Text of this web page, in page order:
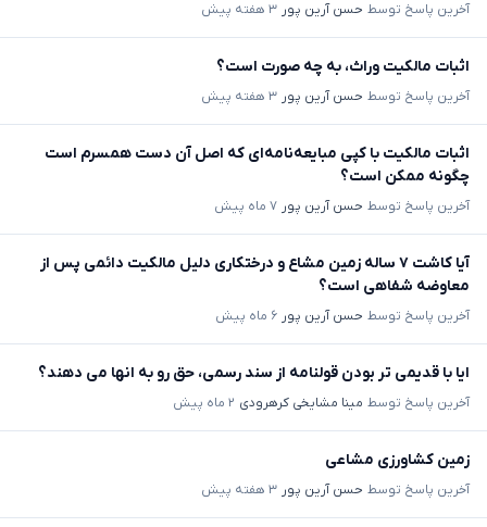
آخرین پاسخ توسط حسن آرین پور ۳ هفته پیش
اثبات مالکیت وراث، به چه صورت است؟
آخرین پاسخ توسط حسن آرین پور ۳ هفته پیش
اثبات مالکیت با کپی مبایعه‌نامه‌ای که اصل آن دست همسرم است
چگونه ممکن است؟
آخرین پاسخ توسط حسن آرین پور ۷ ماه پیش
آیا کاشت ۷ ساله زمین مشاع و درختکاری دلیل مالکیت دائمی پس از
معاوضه شفاهی است؟
آخرین پاسخ توسط حسن آرین پور ۶ ماه پیش
ایا با قدیمی تر بودن قولنامه از سند رسمی، حق رو به انها می دهند؟
آخرین پاسخ توسط مینا مشایخی کرهرودی ۲ ماه پیش
زمین کشاورزی مشاعی
آخرین پاسخ توسط حسن آرین پور ۳ هفته پیش